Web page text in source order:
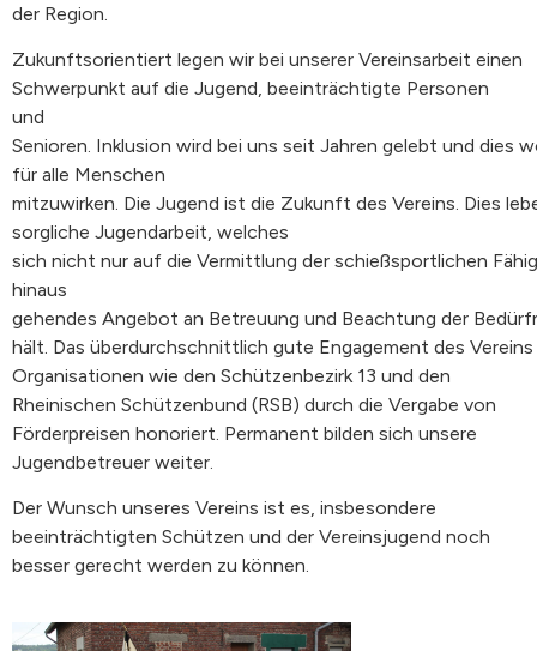
der Region.
Zukunftsorientiert legen wir bei unserer Vereinsarbeit einen
Schwerpunkt auf die Jugend, beeinträchtigte Personen
und
Senioren. Inklusion wird bei uns seit Jahren gelebt und dies
für alle Menschen
mitzuwirken. Die Jugend ist die Zukunft des Vereins. Dies
sorgliche Jugendarbeit, welches
sich nicht nur auf die Vermittlung der schießsportlichen
hinaus
gehendes Angebot an Betreuung und Beachtung der
hält. Das überdurchschnittlich gute Engagement des Vereins
Organisationen wie den Schützenbezirk 13 und den
Rheinischen Schützenbund (RSB) durch die Vergabe von
Förderpreisen honoriert. Permanent bilden sich unsere
Jugendbetreuer weiter.
Der Wunsch unseres Vereins ist es, insbesondere
beeinträchtigten Schützen und der Vereinsjugend noch
besser gerecht werden zu können.